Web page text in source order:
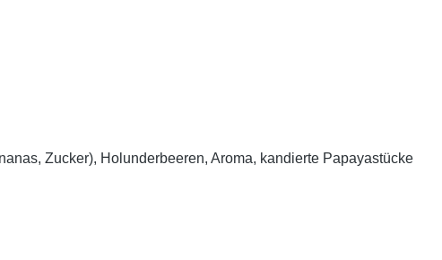
Zucker), Holunderbeeren, Aroma, kandierte Papayastücke